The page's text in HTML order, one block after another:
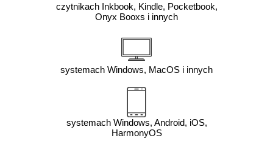
czytnikach Inkbook, Kindle, Pocketbook,
Onyx Booxs i innych
systemach Windows, MacOS i innych
systemach Windows, Android, iOS,
HarmonyOS